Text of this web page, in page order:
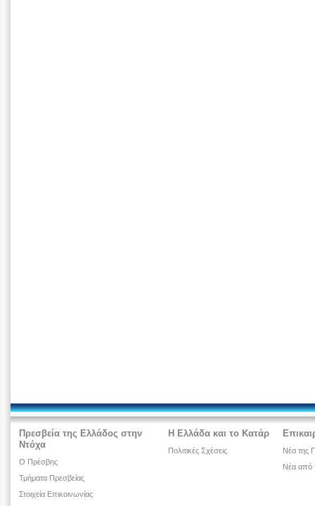
Πρεσβεία της Ελλάδος στην
Ντόχα
Ο Πρέσβης
Τμήματα Πρεσβείας
Στοιχεία Επικοινωνίας
Η Ελλάδα και το Κατάρ
Πολιτικές Σχέσεις
Νέα της
Νέα από